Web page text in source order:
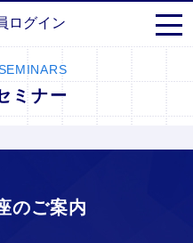
ログイン
ミナー
のご案内